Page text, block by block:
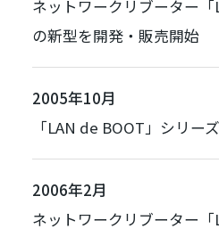
ネットワークリブーター「
の新型を開発・販売開始
2005年10月
「LAN de BOOT」シリー
2006年2月
ネットワークリブーター「